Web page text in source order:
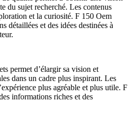
du sujet recherché. Les contenus
et la curiosité. F 150 Oem
détaillées et des idées destinées à
permet d’élargir sa vision et
dans un cadre plus inspirant. Les
plus agréable et plus utile. F
informations riches et des